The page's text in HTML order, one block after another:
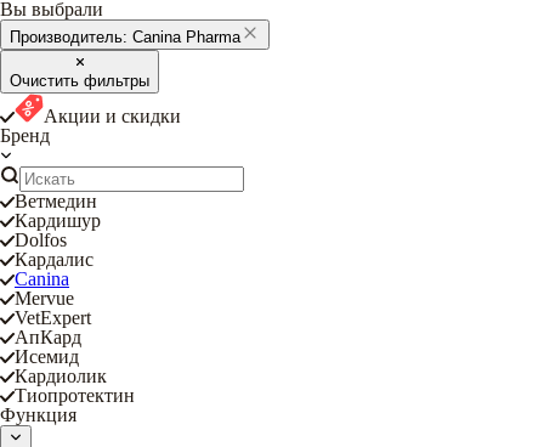
Вы выбрали
Производитель: Canina Pharma
Очистить фильтры
Акции и скидки
Бренд
Ветмедин
Кардишур
Dolfos
Кардалис
Canina
Mervue
VetExpert
АпКард
Исемид
Кардиолик
Тиопротектин
Функция